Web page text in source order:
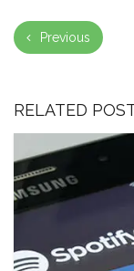
Previous
RELATED